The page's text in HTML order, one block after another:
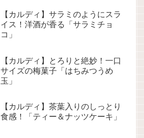
【カルディ】サラミのようにスラ
イス！洋酒が香る「サラミチョ
コ」
【カルディ】とろりと絶妙！一口
サイズの梅菓子「はちみつうめ
玉」
【カルディ】茶葉入りのしっとり
食感！「ティー＆ナッツケーキ」